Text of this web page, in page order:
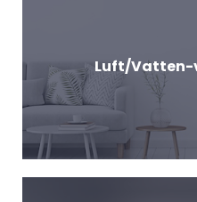
Luft/Vatten-